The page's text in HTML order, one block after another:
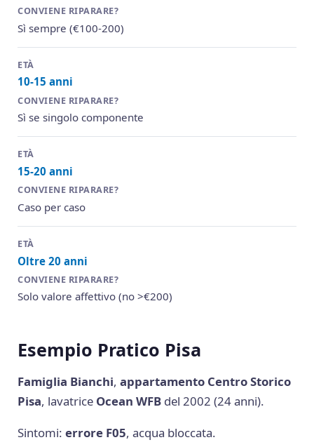
Sì sempre (€100-200)
10-15 anni
Sì se singolo componente
15-20 anni
Caso per caso
Oltre 20 anni
Solo valore affettivo (no >€200)
Esempio Pratico Pisa
Famiglia Bianchi,appartamento Centro Storico
Pisa, lavatrice Ocean WFB del 2002 (24 anni).
Sintomi:errore F05, acqua bloccata.